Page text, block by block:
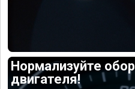
Нормализуйте
двигателя!